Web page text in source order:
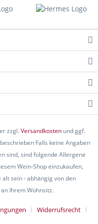
zzgl.Versandkosten und ggf.
Falls keine Angaben
sind, sind folgende Allergene
Wein-Shop einzukaufen,
alt sein - abhängig von den
Ihrem Wohnsitz.
Widerrufsrecht